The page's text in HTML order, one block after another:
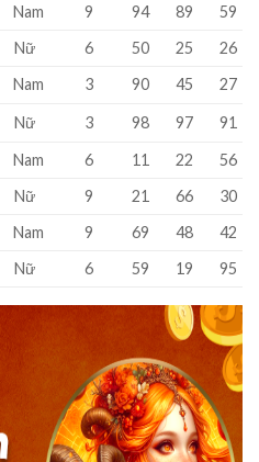
Nam 9 94 89
59
Nữ
6 50 25 26
Nam 3 90 45 27
Nữ 3 98 97 91
Nam 6 11 22
56
Nữ
9 21 66 30
Nam 9 69 48
42
Nữ
6 59 19 95